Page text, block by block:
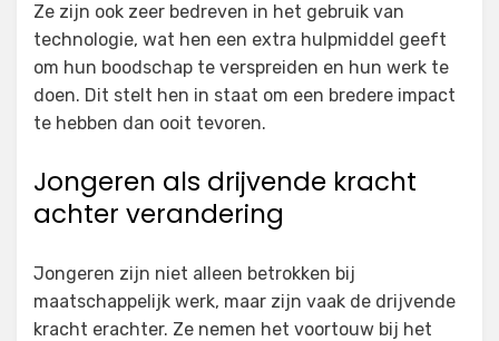
Ze zijn ook zeer bedreven in het gebruik van
technologie, wat hen een extra hulpmiddel geeft
om hun boodschap te verspreiden en hun werk te
doen. Dit stelt hen in staat om een bredere impact
te hebben dan ooit tevoren.
Jongeren als drijvende kracht
achter verandering
Jongeren zijn niet alleen betrokken bij
maatschappelijk werk, maar zijn vaak de drijvende
kracht erachter. Ze nemen het voortouw bij het